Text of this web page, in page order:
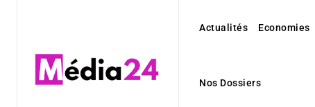
Actualités Economies
Nos Dossiers